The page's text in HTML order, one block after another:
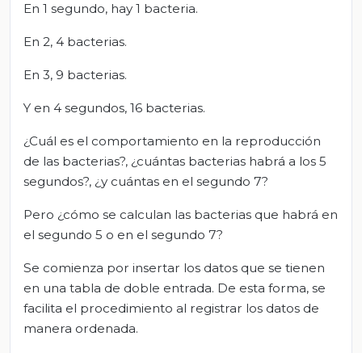
En 1 segundo, hay 1 bacteria.
En 2, 4 bacterias.
En 3, 9 bacterias.
Y en 4 segundos, 16 bacterias.
¿Cuál es el comportamiento en la reproducción
de las bacterias?, ¿cuántas bacterias habrá a los 5
segundos?, ¿y cuántas en el segundo 7?
Pero ¿cómo se calculan las bacterias que habrá en
el segundo 5 o en el segundo 7?
Se comienza por insertar los datos que se tienen
en una tabla de doble entrada. De esta forma, se
facilita el procedimiento al registrar los datos de
manera ordenada.